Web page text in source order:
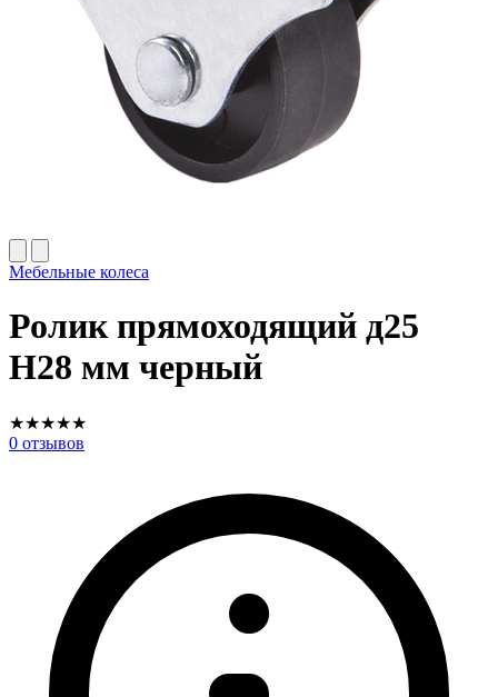
Мебельные колеса
Ролик прямоходящий д25
Н28 мм черный
★★★★★
0 отзывов